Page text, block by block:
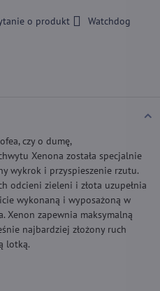
o produkt
Watchdog
czy o dumę,
Xenona została specjalnie
wykrok i przyspieszenie rzutu.
odcieni zieleni i złota uzupełnia
wykonaną i wyposażoną w
Xenon zapewnia maksymalną
najbardziej złożony ruch
lotką.